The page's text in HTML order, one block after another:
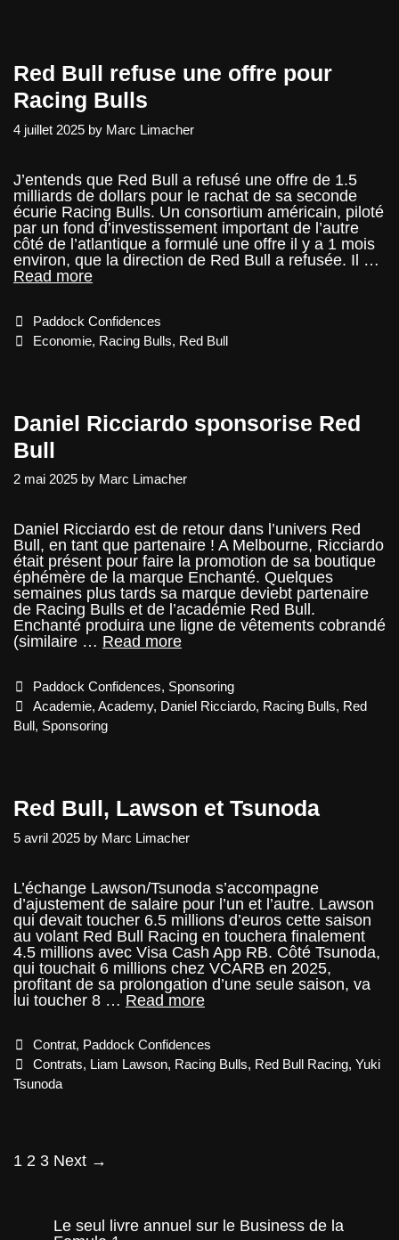
Red Bull refuse une offre pour
Racing Bulls
4 juillet 2025 by Marc Limacher
J’entends que Red Bull a refusé une offre de 1.5
milliards de dollars pour le rachat de sa seconde
écurie Racing Bulls. Un consortium américain, piloté
par un fond d’investissement important de l’autre
côté de l’atlantique a formulé une offre il y a 1 mois
environ, que la direction de Red Bull a refusée. Il …
Read moreRed
une
offre
Categories
Paddock Confidences
Tags
Economie, Racing Bulls, Red Bull
Daniel Ricciardo sponsorise Red
Bull
2 mai 2025 by Marc Limacher
Daniel Ricciardo est de retour dans l’univers Red
Bull, en tant que partenaire ! A Melbourne, Ricciardo
était présent pour faire la promotion de sa boutique
éphémère de la marque Enchanté. Quelques
semaines plus tards sa marque deviebt partenaire
de Racing Bulls et de l’académie Red Bull.
Enchanté produira une ligne de vêtements cobrandé
(similaire … Read moreDaniel
Red
Bull
Categories
Paddock Confidences, Sponsoring
Tags
Academie,Academy, Daniel Ricciardo, Racing Bulls, Red
Bull, Sponsoring
Red Bull, Lawson et Tsunoda
5 avril 2025 by Marc Limacher
L’échange Lawson/Tsunoda s’accompagne
d’ajustement de salaire pour l’un et l’autre. Lawson
qui devait toucher 6.5 millions d’euros cette saison
au volant Red Bull Racing en touchera finalement
4.5 millions avec Visa Cash App RB. Côté Tsunoda,
qui touchait 6 millions chez VCARB en 2025,
profitant de sa prolongation d’une seule saison, va
lui toucher 8 … Read moreRed
et
Tsunoda
Categories
Contrat, Paddock Confidences
Tags
Contrats, Liam Lawson, Racing Bulls, Red Bull Racing,Yuki
Tsunoda
Post
1 2 3 Next →
Le seul livre annuel sur le Business de la